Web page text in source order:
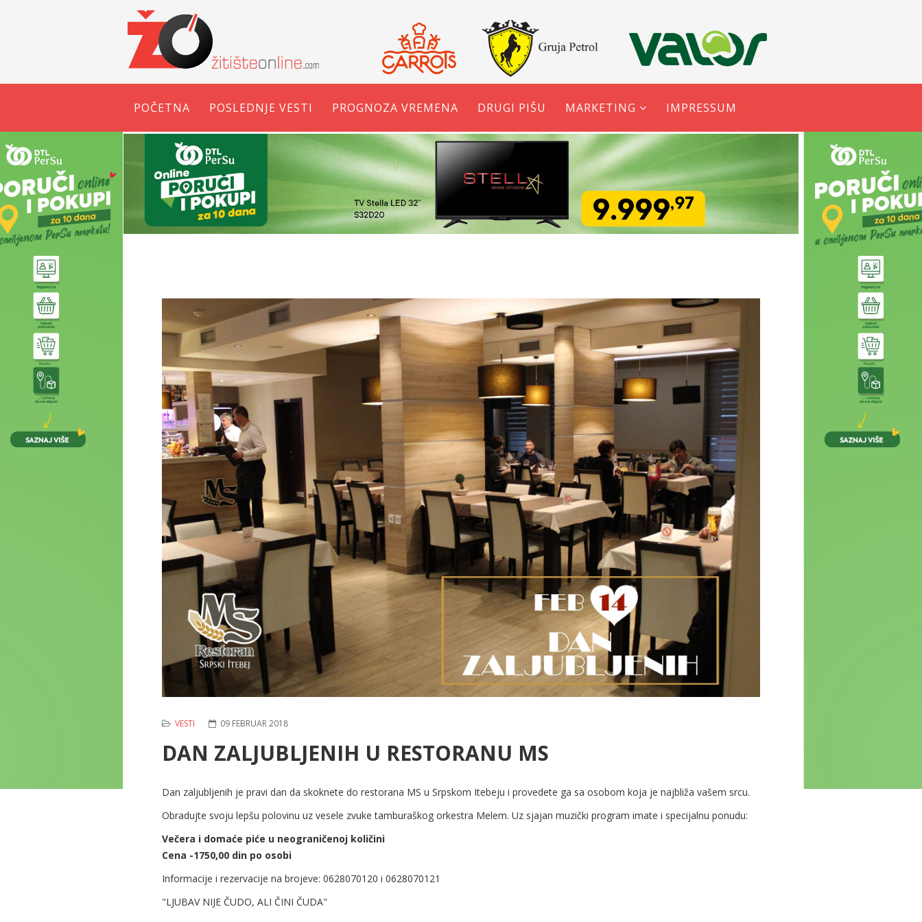
POČETNA POSLEDNJE VESTI PROGNOZA VREMENA DRUGI PIŠU MARKETING IMPRESSUM
VESTI 09 FEBRUAR 2018
DAN ZALJUBLJENIH U RESTORANU MS
Dan zaljubljenih je pravi dan da skoknete do restorana MS u Srpskom Itebeju i provedete ga sa osobom koja je najbliža vašem srcu.
Obradujte svoju lepšu polovinu uz vesele zvuke tamburaškog orkestra Melem. Uz sjajan muzički program imate i specijalnu ponudu:
Večera i domaće piće u neograničenoj količini
Cena -1750,00 din po osobi
Informacije i rezervacije na brojeve: 0628070120 i 0628070121
"LJUBAV NIJE ČUDO, ALI ČINI ČUDA"